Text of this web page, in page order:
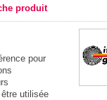
produit
pour
utilisée